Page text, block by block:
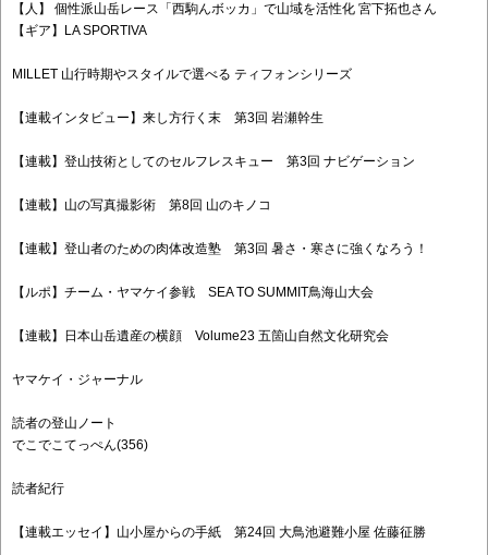
【人】 個性派山岳レース「西駒んボッカ」で山域を活性化 宮下拓也さん
【ギア】LA SPORTIVA
MILLET 山行時期やスタイルで選べる ティフォンシリーズ
【連載インタビュー】来し方行く末 第3回 岩瀬幹生
【連載】登山技術としてのセルフレスキュー 第3回 ナビゲーション
【連載】山の写真撮影術 第8回 山のキノコ
【連載】登山者のための肉体改造塾 第3回 暑さ・寒さに強くなろう！
【ルポ】チーム・ヤマケイ参戦 SEA TO SUMMIT鳥海山大会
【連載】日本山岳遺産の横顔 Volume23 五箇山自然文化研究会
ヤマケイ・ジャーナル
読者の登山ノート
でこでこてっぺん(356)
読者紀行
【連載エッセイ】山小屋からの手紙 第24回 大鳥池避難小屋 佐藤征勝